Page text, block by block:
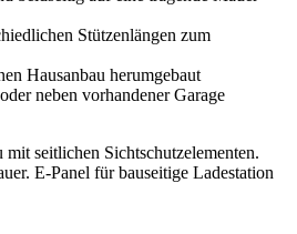
Stützenlängen zum
Hausanbau herumgebaut
neben vorhandener Garage